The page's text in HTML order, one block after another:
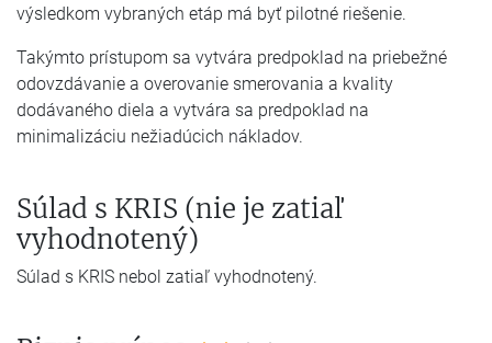
výsledkom vybraných etáp má byť pilotné riešenie.
Takýmto prístupom sa vytvára predpoklad na priebežné
odovzdávanie a overovanie smerovania a kvality
dodávaného diela a vytvára sa predpoklad na
minimalizáciu nežiadúcich nákladov.
Súlad s KRIS (nie je zatiaľ
vyhodnotený)
Súlad s KRIS nebol zatiaľ vyhodnotený.